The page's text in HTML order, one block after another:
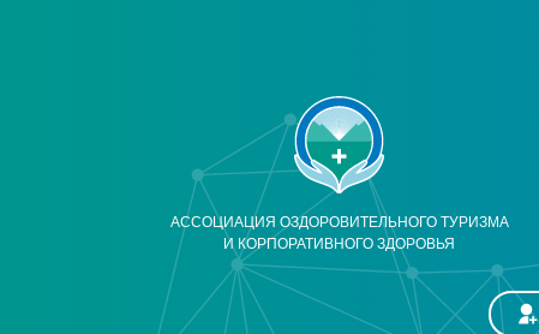
АССОЦИАЦИЯ ОЗДОРОВИТЕЛЬНОГО ТУРИЗМА
И КОРПОРАТИВНОГО ЗДОРОВЬЯ